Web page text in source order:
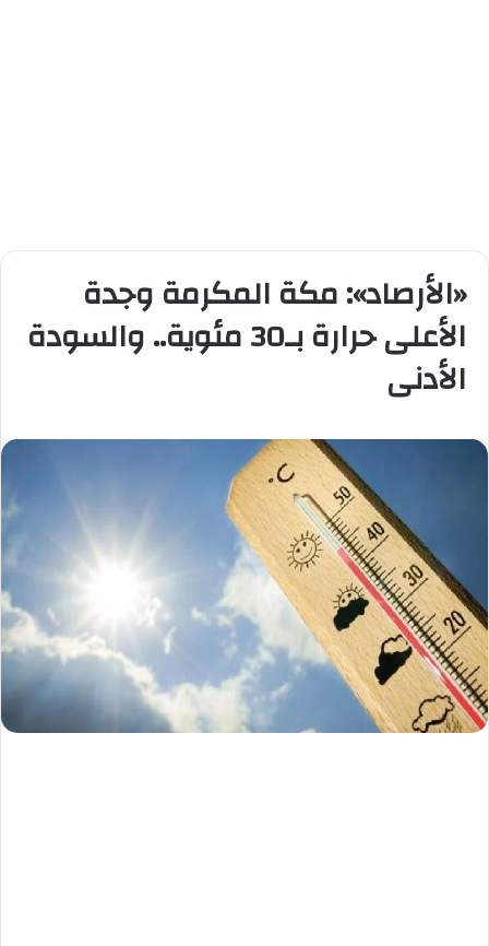
«الأرصاد»: مكة المكرمة وجدة
الأعلى حرارة بـ30 مئوية.. والسودة
الأدنى